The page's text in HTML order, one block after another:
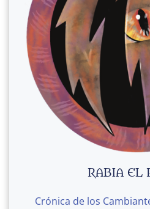
RABIA EL
Crónica de los